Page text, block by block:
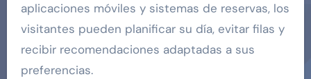
aplicaciones móviles y sistemas de reservas, los
visitantes pueden planificar su día, evitar filas y
recibir recomendaciones adaptadas a sus
preferencias.